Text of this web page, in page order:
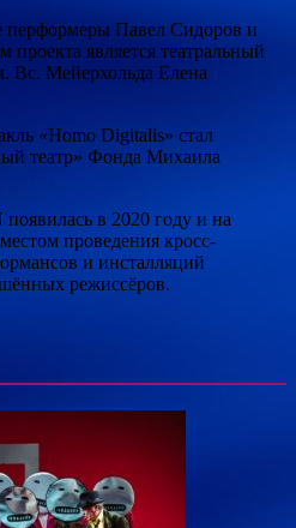
перформеры Павел Сидоров и
является театральный
Вс. Мейерхольда Елена
«Homo Digitalis» стал
театр» Фонда Михаила
в 2020 году и на
проведения кросс-
и инсталляций
режиссёров.